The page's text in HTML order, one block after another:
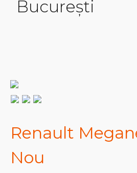
București
Renault
Nou